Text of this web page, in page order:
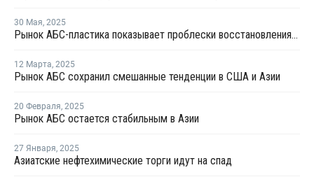
30 Мая, 2025
Рынок АБС-пластика показывает проблески восстановления на фоне избыточного предложения
12 Марта, 2025
Рынок АБС сохранил смешанные тенденции в США и Азии
20 Февраля, 2025
Рынок АБС остается стабильным в Азии
27 Января, 2025
Азиатские нефтехимические торги идут на спад